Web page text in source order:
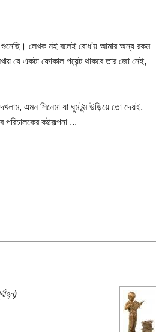
শুনেছি। লেখক নই বলেই বোধ'য় আমার অন্য রকম
যে একটা ফোকাল পয়েন্ট থাকবে তার জো নেই,
এমন সিনেমা যা ঘুমটুম উড়িয়ে তো দেয়ই,
কষ্টকল্পনা ...